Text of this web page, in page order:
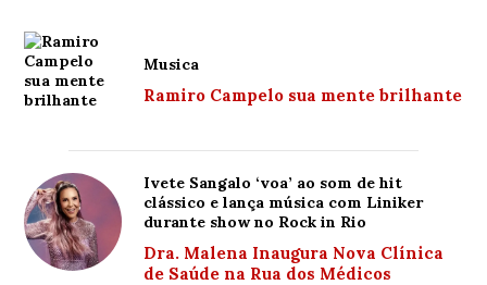
Musica
Ramiro Campelo sua mente brilhante
Ivete Sangalo ‘voa’ ao som de hit
clássico e lança música com Liniker
durante show no Rock in Rio
Dra. Malena Inaugura Nova Clínica
de Saúde na Rua dos Médicos